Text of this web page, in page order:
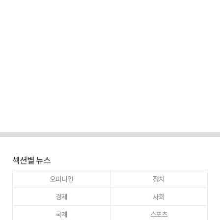
섹션별 뉴스
오피니언
정치
경제
사회
국제
스포츠